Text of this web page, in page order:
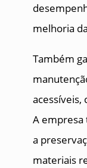
melhoria
Também
acessíveis,
A
a
materiais